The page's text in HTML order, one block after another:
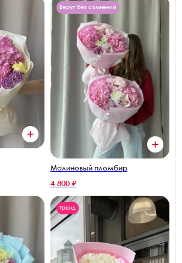
Берут без сомнений
Малиновый пломбир
4 800 ₽
Тренд